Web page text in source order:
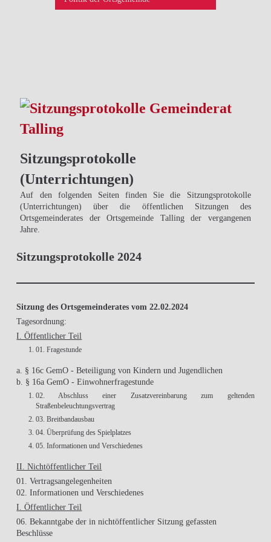
Sitzungsprotokolle
(Unterrichtungen)
Auf den folgenden Seiten finden Sie die Sitzungsprotokolle
(Unterrichtungen) über die öffentlichen Sitzungen des
Ortsgemeinderates der Ortsgemeinde Talling der vergangenen
Jahre.
Sitzungsprotokolle 2024
Sitzung des Ortsgemeinderates vom 22.02.2024
Tagesordnung:
I. Öffentlicher Teil
01. Fragestunde
a. § 16c GemO - Beteiligung von Kindern und Jugendlichen
b. § 16a GemO - Einwohnerfragestunde
02. Abschluss einer Zusatzvereinbarung zum geltenden
Straßenbeleuchtungsvertrag
03. Breitbandausbau
04. Überprüfung des Spielplatzes
05. Informationen und Verschiedenes
II. Nichtöffentlicher Teil
01. Vertragsangelegenheiten
02. Informationen und Verschiedenes
I. Öffentlicher Teil
06. Bekanntgabe der in nichtöffentlicher Sitzung gefassten
Beschlüsse